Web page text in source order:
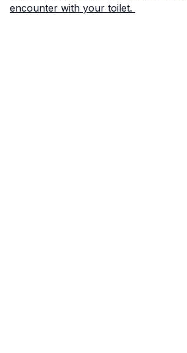
encounter with your toilet.